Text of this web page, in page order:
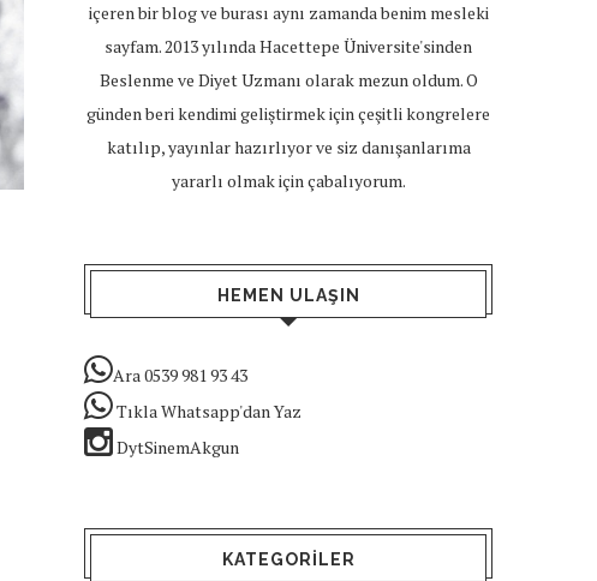
içeren bir blog ve burası aynı zamanda benim mesleki
sayfam. 2013 yılında Hacettepe Üniversite'sinden
Beslenme ve Diyet Uzmanı olarak mezun oldum. O
günden beri kendimi geliştirmek için çeşitli kongrelere
katılıp, yayınlar hazırlıyor ve siz danışanlarıma
yararlı olmak için çabalıyorum.
HEMEN ULAŞIN
Ara 0539 981 93 43
Tıkla Whatsapp'dan Yaz
DytSinemAkgun
KATEGORILER